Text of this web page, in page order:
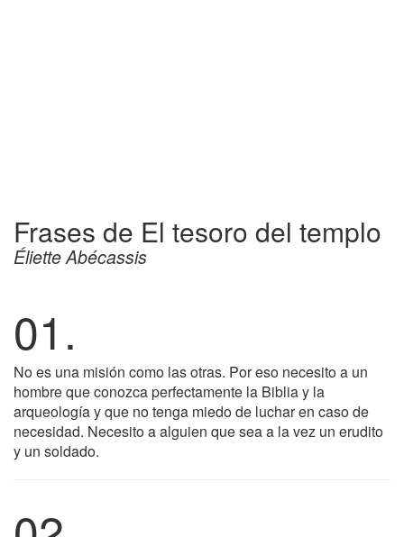
Frases de El tesoro del templo
Éliette Abécassis
01.
No es una misión como las otras. Por eso necesito a un
hombre que conozca perfectamente la Biblia y la
arqueología y que no tenga miedo de luchar en caso de
necesidad. Necesito a alguien que sea a la vez un erudito
y un soldado.